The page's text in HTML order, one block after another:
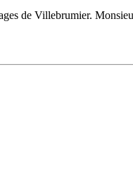
de Villebrumier.